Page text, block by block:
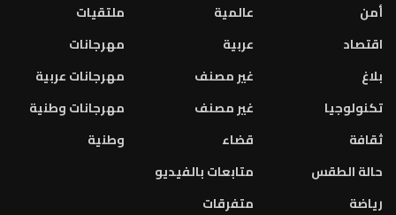
أمن
اقتصاد
بلاغ
تكنولوجيا
ثقافة
حالة الطقس
رياضة
عالمية
عربية
غير مصنف
غير مصنف
قضاء
متابعات بالفيديو
متفرقات
ملتقيات
مهرجانات
مهرجانات عربية
مهرجانات وطنية
وطنية